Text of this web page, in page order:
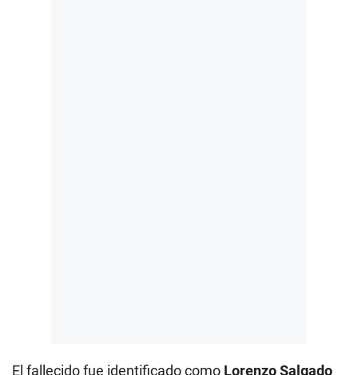
El fallecido fue identificado como Lorenzo Salgado